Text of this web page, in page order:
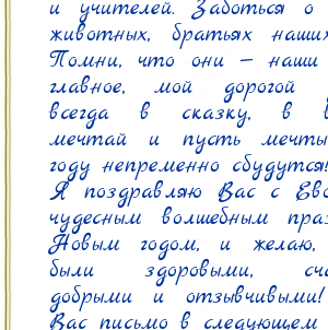
и учителей. Заботься о
животных, братьях
Помни, что они — наши
главное, мой дорогой
всегда в сказку, в
мечтай и пусть
году непременно
Я поздравляю Вас с
чудесным волшебным
Новым годом, и
были здоровыми,
добрыми и
Вас письмо в следующем